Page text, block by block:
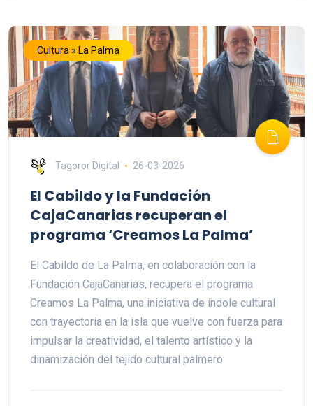
Cultura » La Palma
Tagoror Digital 26-03-2026
El Cabildo y la Fundación
CajaCanarias recuperan el
programa ‘Creamos La Palma’
El Cabildo de La Palma, en colaboración con la
Fundación CajaCanarias, recupera el programa
Creamos La Palma, una iniciativa de índole cultural
con trayectoria en la isla que vuelve con fuerza para
impulsar la creatividad, el talento artístico y la
dinamización del tejido cultural palmero